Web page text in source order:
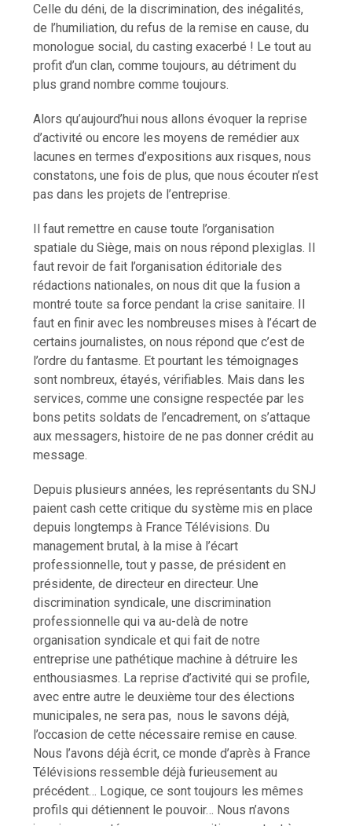
Celle du déni, de la discrimination, des inégalités,
de l’humiliation, du refus de la remise en cause, du
monologue social, du casting exacerbé ! Le tout au
profit d’un clan, comme toujours, au détriment du
plus grand nombre comme toujours.
Alors qu’aujourd’hui nous allons évoquer la reprise
d’activité ou encore les moyens de remédier aux
lacunes en termes d’expositions aux risques, nous
constatons, une fois de plus, que nous écouter n’est
pas dans les projets de l’entreprise.
Il faut remettre en cause toute l’organisation
spatiale du Siège, mais on nous répond plexiglas. Il
faut revoir de fait l’organisation éditoriale des
rédactions nationales, on nous dit que la fusion a
montré toute sa force pendant la crise sanitaire. Il
faut en finir avec les nombreuses mises à l’écart de
certains journalistes, on nous répond que c’est de
l’ordre du fantasme. Et pourtant les témoignages
sont nombreux, étayés, vérifiables. Mais dans les
services, comme une consigne respectée par les
bons petits soldats de l’encadrement, on s’attaque
aux messagers, histoire de ne pas donner crédit au
message.
Depuis plusieurs années, les représentants du SNJ
paient cash cette critique du système mis en place
depuis longtemps à France Télévisions. Du
management brutal, à la mise à l’écart
professionnelle, tout y passe, de président en
présidente, de directeur en directeur. Une
discrimination syndicale, une discrimination
professionnelle qui va au-delà de notre
organisation syndicale et qui fait de notre
entreprise une pathétique machine à détruire les
enthousiasmes. La reprise d’activité qui se profile,
avec entre autre le deuxième tour des élections
municipales, ne sera pas, nous le savons déjà,
l’occasion de cette nécessaire remise en cause.
Nous l’avons déjà écrit, ce monde d’après à France
Télévisions ressemble déjà furieusement au
précédent… Logique, ce sont toujours les mêmes
profils qui détiennent le pouvoir… Nous n’avons